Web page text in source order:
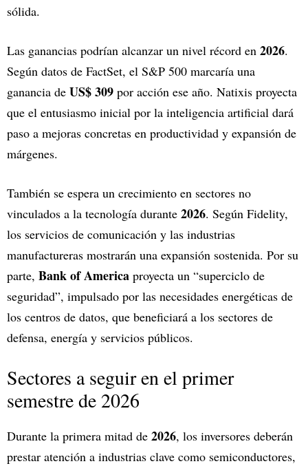
sólida.
Las ganancias podrían alcanzar un nivel récord en 2026.
Según datos de FactSet, el S&P 500 marcaría una
ganancia de US$ 309 por acción ese año. Natixis proyecta
que el entusiasmo inicial por la inteligencia artificial dará
paso a mejoras concretas en productividad y expansión de
márgenes.
También se espera un crecimiento en sectores no
vinculados a la tecnología durante 2026. Según Fidelity,
los servicios de comunicación y las industrias
manufactureras mostrarán una expansión sostenida. Por su
parte, Bank of America proyecta un “superciclo de
seguridad”, impulsado por las necesidades energéticas de
los centros de datos, que beneficiará a los sectores de
defensa, energía y servicios públicos.
Sectores a seguir en el primer
semestre de 2026
Durante la primera mitad de 2026, los inversores deberán
prestar atención a industrias clave como semiconductores,